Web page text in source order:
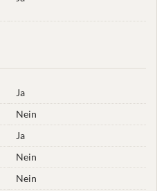
Ja
Nein
Ja
Nein
Nein